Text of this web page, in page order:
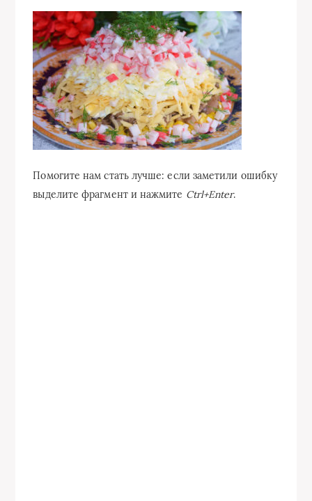
Помогите нам стать лучше: если заметили ошибку
выделите фрагмент и нажмите Ctrl+Enter.